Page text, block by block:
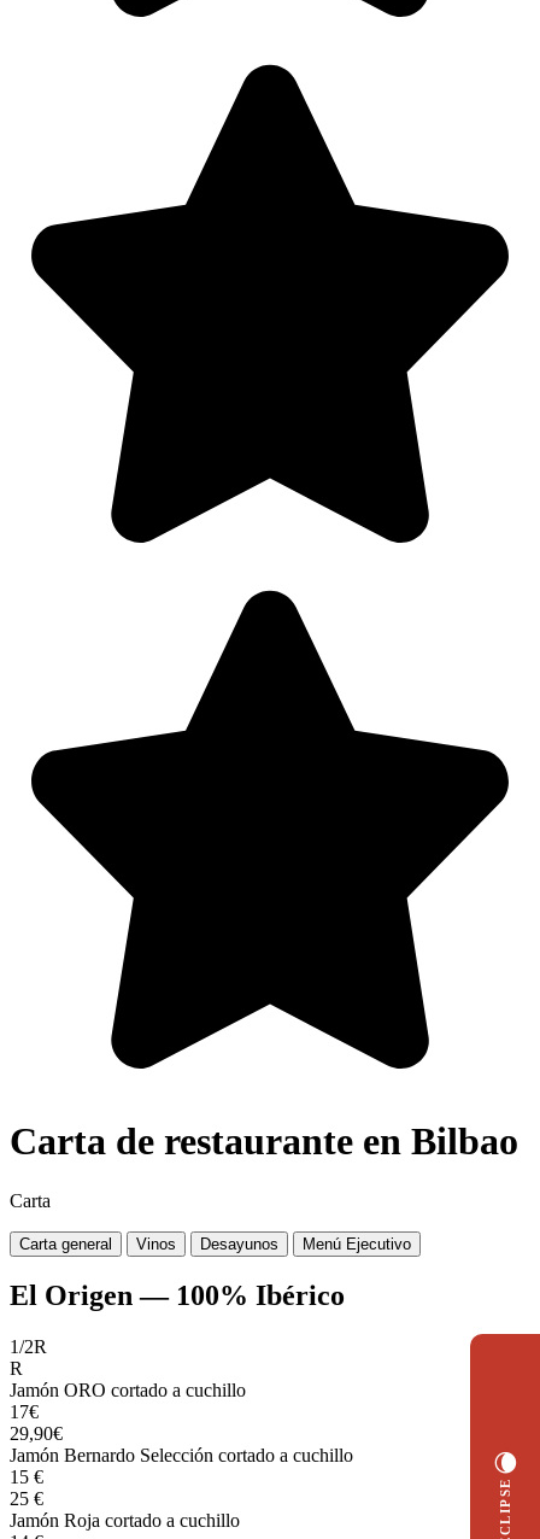
🌘
Carta de restaurante en Bilbao
Carta
Carta general Vinos Desayunos Menú Ejecutivo
El Origen — 100% Ibérico
1/2R
R
Jamón ORO cortado a cuchillo
17€
29,90€
Jamón Bernardo Selección cortado a cuchillo
15 €
25 €
Jamón Roja cortado a cuchillo